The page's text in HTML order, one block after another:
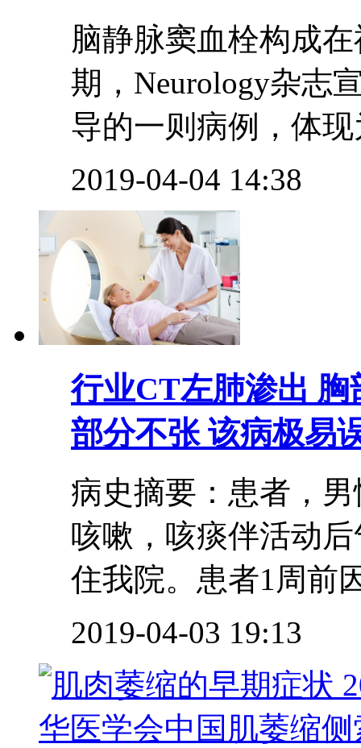
脑静脉窦血栓构成
期，Neurology杂志
导的一则病例，体
2019-04-04 14:38
行业CT左肺渗出
部分不张 该病极易
病史摘要：患者，
咳嗽，咳痰伴活动
住我院。患者1周前
2019-04-03 19:13